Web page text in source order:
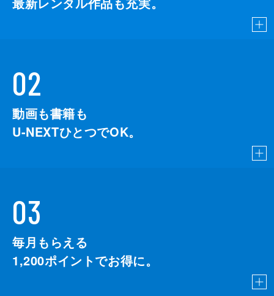
02
動画も書籍も
U-NEXTひとつでOK。
03
毎月もらえる
1,200ポイントでお得に。